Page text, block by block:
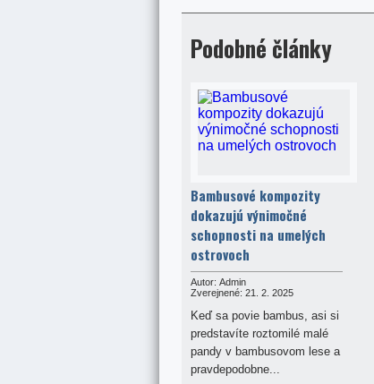
Podobné články
Bambusové kompozity
dokazujú výnimočné
schopnosti na umelých
ostrovoch
Autor: Admin
Zverejnené: 21. 2. 2025
Keď sa povie bambus, asi si
predstavíte roztomilé malé
pandy v bambusovom lese a
pravdepodobne...